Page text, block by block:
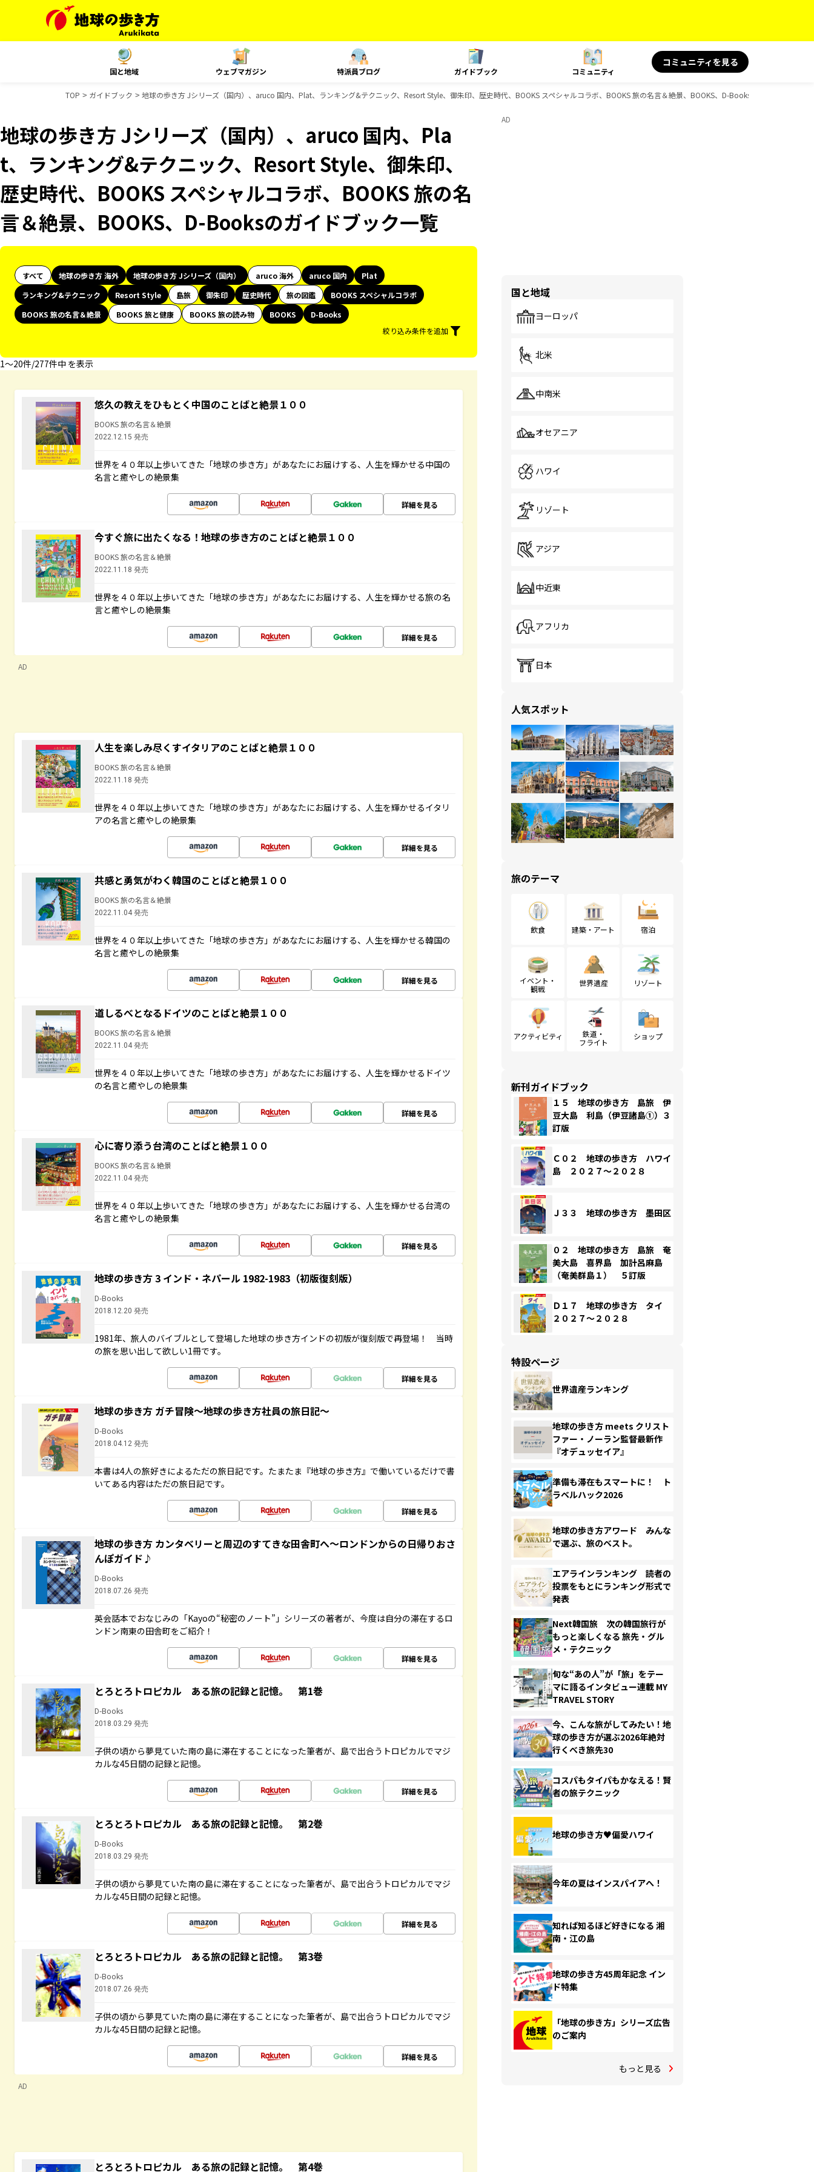
国と地域 ウェブマガジン 特派員ブログ ガイドブック コミュニティ
コミュニティを見る
TOP ガイドブック 地球の歩き方 Jシリーズ（国内）、aruco 国内、Plat、ランキング&テクニック、Resort Style、御朱印、歴史時代、BOOKS スペシャルコラボ、BOOKS 旅の名言＆絶景、BOOKS、D-Booksのガイドブック一
地球の歩き方 Jシリーズ（国内）、aruco 国内、Pla
t、ランキング&テクニック、Resort Style、御朱印、
歴史時代、BOOKS スペシャルコラボ、BOOKS 旅の名
言＆絶景、BOOKS、D-Booksのガイドブック一覧
すべて 地球の歩き方 海外 地球の歩き方 Jシリーズ（国内） aruco 海外 aruco 国内
Plat
ランキング&テクニック
Resort Style 島旅 御朱印 歴史時代 旅の図鑑
BOOKS スペシャルコラボ
BOOKS 旅の名言＆絶景
BOOKS 旅と健康 BOOKS 旅の読み物 BOOKS
D-Books
絞り込み条件を追加
1〜20件/277件中 を表示
悠久の教えをひもとく中国のことばと絶景１００
BOOKS 旅の名言＆絶景
2022.12.15 発売
世界を４０年以上歩いてきた「地球の歩き方」があなたにお届けする、人生を輝かせる中国の
名言と癒やしの絶景集
詳細を見る
今すぐ旅に出たくなる！地球の歩き方のことばと絶景１００
BOOKS 旅の名言＆絶景
2022.11.18 発売
世界を４０年以上歩いてきた「地球の歩き方」があなたにお届けする、人生を輝かせる旅の名
言と癒やしの絶景集
詳細を見る
AD
人生を楽しみ尽くすイタリアのことばと絶景１００
BOOKS 旅の名言＆絶景
2022.11.18 発売
世界を４０年以上歩いてきた「地球の歩き方」があなたにお届けする、人生を輝かせるイタリ
アの名言と癒やしの絶景集
詳細を見る
共感と勇気がわく韓国のことばと絶景１００
BOOKS 旅の名言＆絶景
2022.11.04 発売
世界を４０年以上歩いてきた「地球の歩き方」があなたにお届けする、人生を輝かせる韓国の
名言と癒やしの絶景集
詳細を見る
道しるべとなるドイツのことばと絶景１００
BOOKS 旅の名言＆絶景
2022.11.04 発売
世界を４０年以上歩いてきた「地球の歩き方」があなたにお届けする、人生を輝かせるドイツ
の名言と癒やしの絶景集
詳細を見る
心に寄り添う台湾のことばと絶景１００
BOOKS 旅の名言＆絶景
2022.11.04 発売
世界を４０年以上歩いてきた「地球の歩き方」があなたにお届けする、人生を輝かせる台湾の
名言と癒やしの絶景集
詳細を見る
地球の歩き方 3 インド・ネパール 1982-1983（初版復刻版）
D-Books
2018.12.20 発売
1981年、旅人のバイブルとして登場した地球の歩き方インドの初版が復刻版で再登場！ 当時
の旅を思い出して欲しい1冊です。
詳細を見る
地球の歩き方 ガチ冒険～地球の歩き方社員の旅日記～
D-Books
2018.04.12 発売
本書は4人の旅好きによるただの旅日記です。たまたま『地球の歩き方』で働いているだけで書
いてある内容はただの旅日記です。
詳細を見る
地球の歩き方 カンタベリーと周辺のすてきな田舎町へ～ロンドンからの日帰りおさ
んぽガイド♪
D-Books
2018.07.26 発売
英会話本でおなじみの「Kayoの“秘密のノート”」シリーズの著者が、今度は自分の滞在するロ
ンドン南東の田舎町をご紹介！
詳細を見る
とろとろトロピカル ある旅の記録と記憶。 第1巻
D-Books
2018.03.29 発売
子供の頃から夢見ていた南の島に滞在することになった筆者が、島で出合うトロピカルでマジ
カルな45日間の記録と記憶。
詳細を見る
とろとろトロピカル ある旅の記録と記憶。 第2巻
D-Books
2018.03.29 発売
子供の頃から夢見ていた南の島に滞在することになった筆者が、島で出合うトロピカルでマジ
カルな45日間の記録と記憶。
詳細を見る
とろとろトロピカル ある旅の記録と記憶。 第3巻
D-Books
2018.07.26 発売
子供の頃から夢見ていた南の島に滞在することになった筆者が、島で出合うトロピカルでマジ
カルな45日間の記録と記憶。
詳細を見る
AD
とろとろトロピカル ある旅の記録と記憶。 第4巻
AD
国と地域
ヨーロッパ
北米
中南米
オセアニア
ハワイ
リゾート
アジア
中近東
アフリカ
日本
人気スポット
旅のテーマ
飲食 建築・アート 宿泊
イベント・
観戦
世界遺産 リゾート
アクティビティ
鉄道・
フライト
ショップ
新刊ガイドブック
１５ 地球の歩き方 島旅 伊
豆大島 利島（伊豆諸島①）３
訂版
Ｃ０２ 地球の歩き方 ハワイ
島 ２０２７～２０２８
Ｊ３３ 地球の歩き方 墨田区
０２ 地球の歩き方 島旅 奄
美大島 喜界島 加計呂麻島
（奄美群島１） ５訂版
Ｄ１７ 地球の歩き方 タイ
２０２７～２０２８
特設ページ
世界遺産ランキング
地球の歩き方 meets クリスト
ファー・ノーラン監督最新作
『オデュッセイア』
準備も滞在もスマートに！ ト
ラベルハック2026
地球の歩き方アワード みんな
で選ぶ、旅のベスト。
エアラインランキング 読者の
投票をもとにランキング形式で
発表
Next韓国旅 次の韓国旅行が
もっと楽しくなる 旅先・グル
メ・テクニック
旬な“あの人”が「旅」をテー
マに語るインタビュー連載 MY
TRAVEL STORY
今、こんな旅がしてみたい！地
球の歩き方が選ぶ2026年絶対
行くべき旅先30
コスパもタイパもかなえる！賢
者の旅テクニック
地球の歩き方♥偏愛ハワイ
今年の夏はインスパイアへ！
知れば知るほど好きになる 湘
南・江の島
地球の歩き方45周年記念 イン
ド特集
「地球の歩き方」シリーズ広告
のご案内
もっと見る